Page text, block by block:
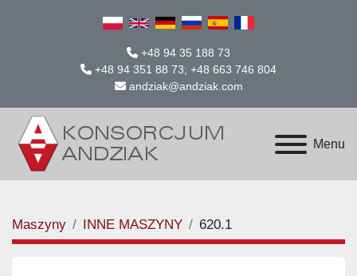
+48 94 35 188 73
+48 94 351 88 73; +48 663 746 804
andziak@andziak.com
Menu
Maszyny INNE MASZYNY 620.1